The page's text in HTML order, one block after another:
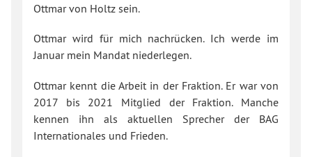
Ottmar von Holtz sein.
Ottmar wird für mich nachrücken. Ich werde im
Januar mein Mandat niederlegen.
Ottmar kennt die Arbeit in der Fraktion. Er war von
2017 bis 2021 Mitglied der Fraktion. Manche
kennen ihn als aktuellen Sprecher der BAG
Internationales und Frieden.